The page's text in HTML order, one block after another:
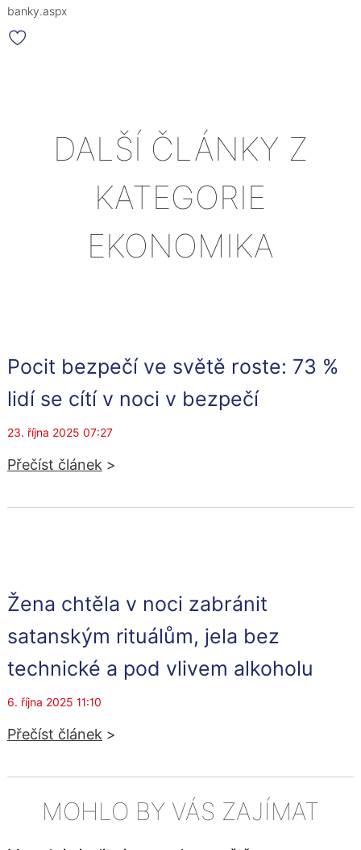
banky.aspx
DALŠÍ ČLÁNKY Z
KATEGORIE
EKONOMIKA
Pocit bezpečí ve světě roste: 73 %
lidí se cítí v noci v bezpečí
23. října 2025 07:27
Přečíst článek >
Žena chtěla v noci zabránit
satanským rituálům, jela bez
technické a pod vlivem alkoholu
6. října 2025 11:10
Přečíst článek >
MOHLO BY VÁS ZAJÍMAT